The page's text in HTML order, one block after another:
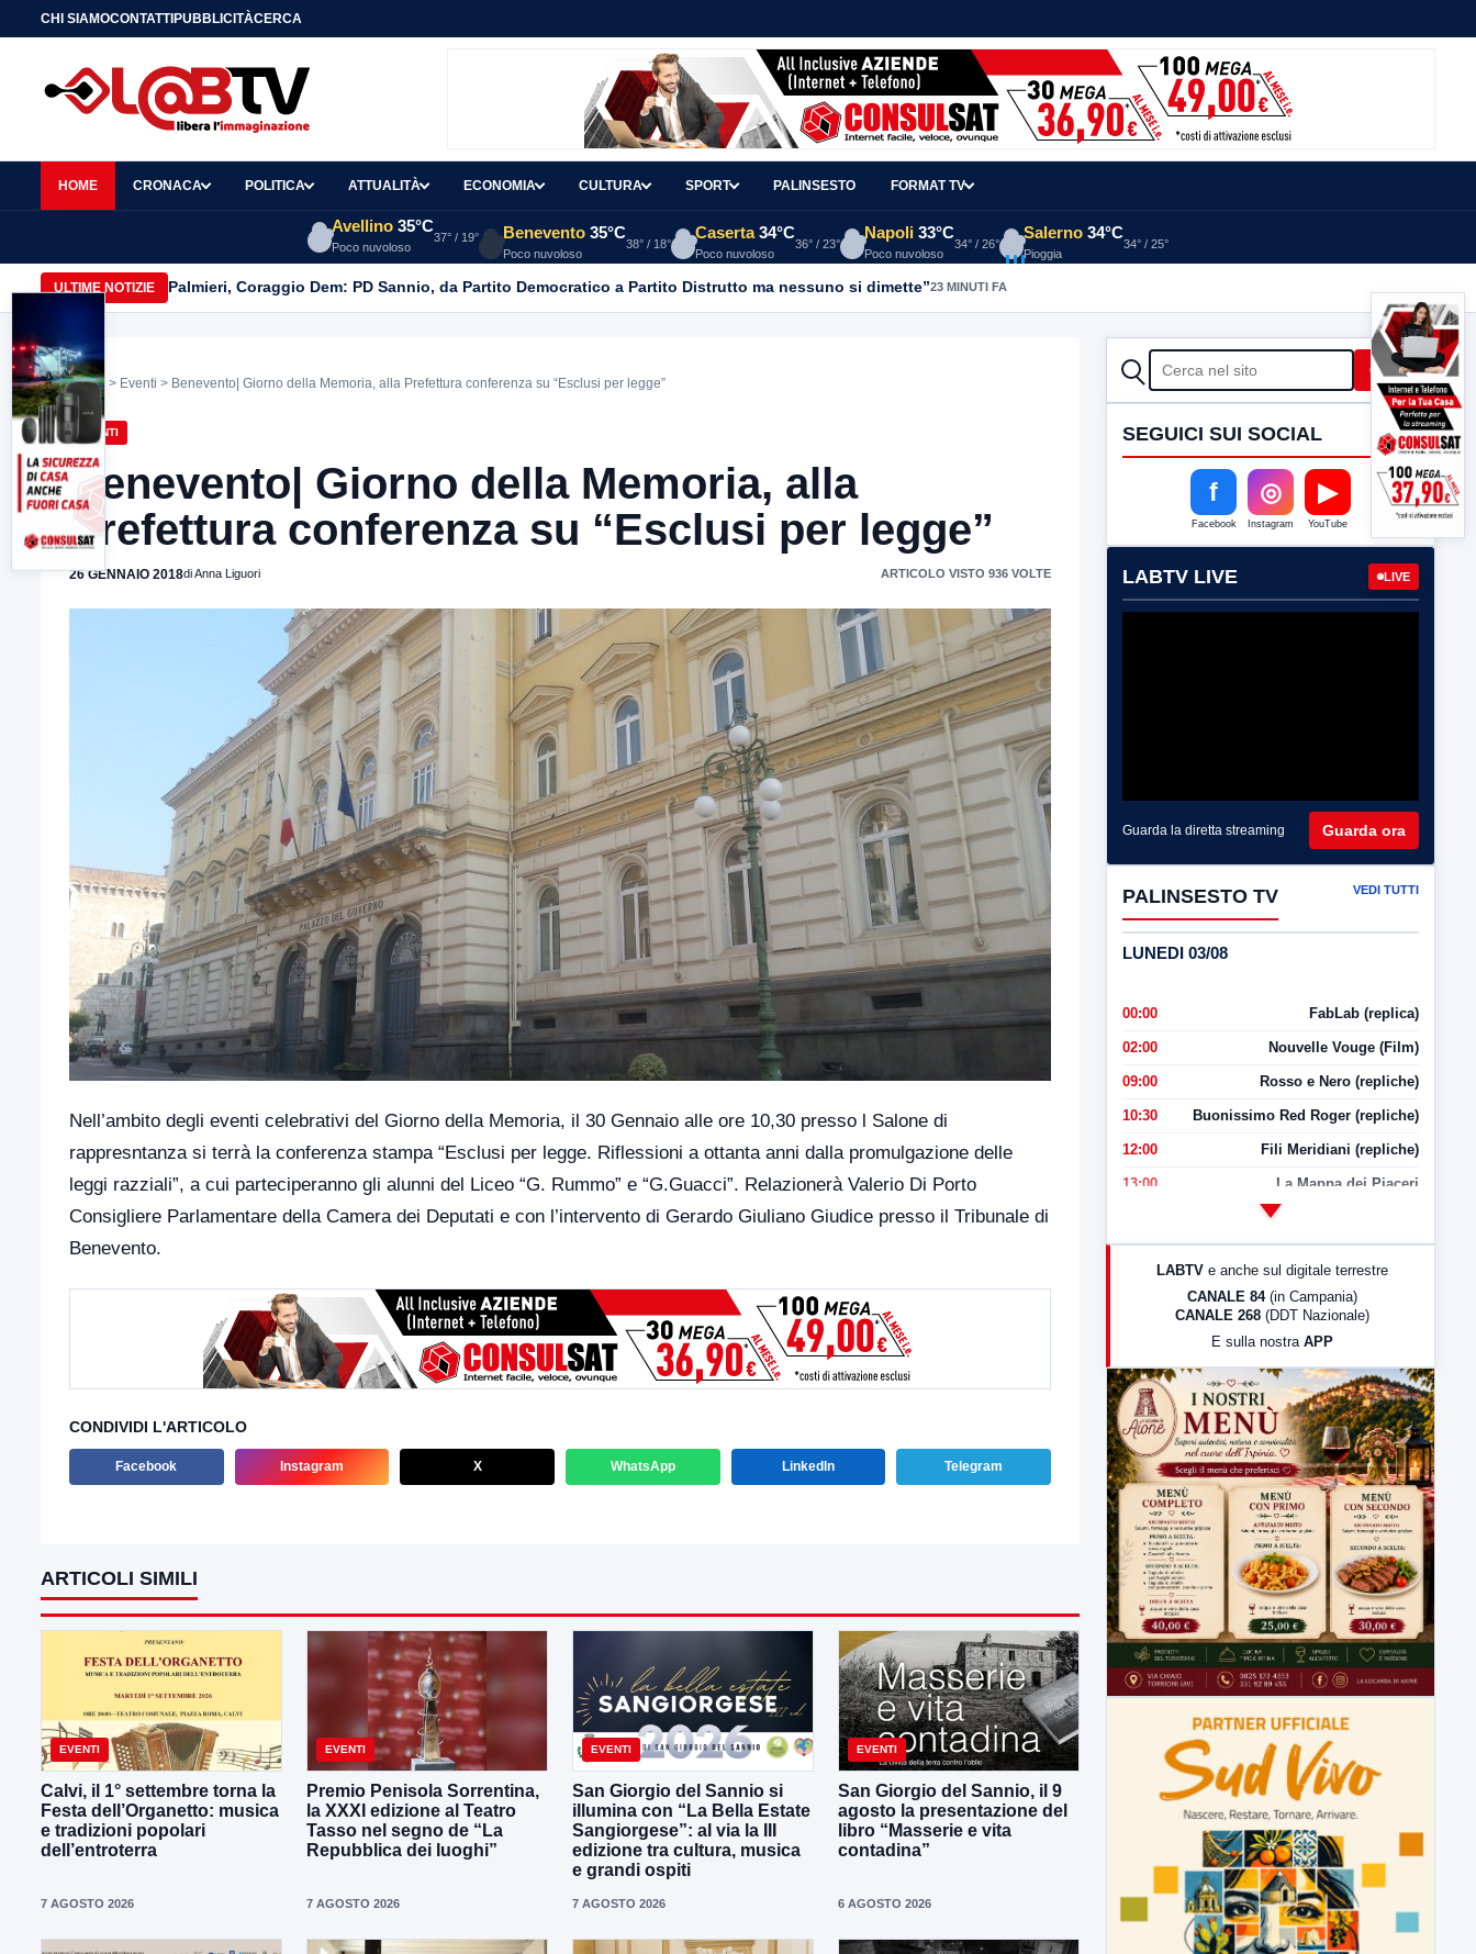
CHI SIAMOCONTATTIPUBBLICITÀCERCA
HOME CRONACA POLITICA ATTUALITÀ ECONOMIA CULTURA SPORT PALINSESTO FORMAT TV
Avellino 35°C
Poco nuvoloso
37° / 19° Benevento 35°C
Poco nuvoloso
38° / 18°
Caserta 34°C
Poco nuvoloso
36° / 23°
Napoli 33°C
Poco nuvoloso
34° / 26°
Salerno 34°C
Pioggia
34° / 25°
ULTIME NOTIZIE Palmieri, Coraggio Dem: PD Sannio, da Partito Democratico a Partito Distrutto ma nessuno si dimette”23 MINUTI FA
Home > Eventi > Benevento| Giorno della Memoria, alla Prefettura conferenza su “Esclusi per legge”
EVENTI
Benevento| Giorno della Memoria, alla
Prefettura conferenza su “Esclusi per legge”
26 GENNAIO 2018di Anna Liguori ARTICOLO VISTO 936 VOLTE
Nell’ambito degli eventi celebrativi del Giorno della Memoria, il 30 Gennaio alle ore 10,30 presso l Salone di
rappresntanza si terrà la conferenza stampa “Esclusi per legge. Riflessioni a ottanta anni dalla promulgazione delle
leggi razziali”, a cui parteciperanno gli alunni del Liceo “G. Rummo” e “G.Guacci”. Relazionerà Valerio Di Porto
Consigliere Parlamentare della Camera dei Deputati e con l’intervento di Gerardo Giuliano Giudice presso il Tribunale di
Benevento.
CONDIVIDI L'ARTICOLO
Facebook Instagram X WhatsApp LinkedIn Telegram
ARTICOLI SIMILI
EVENTI
Calvi, il 1° settembre torna la
Festa dell’Organetto: musica
e tradizioni popolari
dell’entroterra
7 AGOSTO 2026
EVENTI
Premio Penisola Sorrentina,
la XXXI edizione al Teatro
Tasso nel segno de “La
Repubblica dei luoghi”
7 AGOSTO 2026
EVENTI
San Giorgio del Sannio si
illumina con “La Bella Estate
Sangiorgese”: al via la III
edizione tra cultura, musica
e grandi ospiti
7 AGOSTO 2026
EVENTI
San Giorgio del Sannio, il 9
agosto la presentazione del
libro “Masserie e vita
contadina”
6 AGOSTO 2026
CERCA Cerca
SEGUICI SUI SOCIAL
f
Facebook
◎
Instagram
▶
YouTube
LABTV LIVE LIVE
Guarda la diretta streaming Guarda ora
PALINSESTO TV VEDI TUTTI
LUNEDI 03/08
00:00 FabLab (replica)
02:00 Nouvelle Vouge (Film)
09:00 Rosso e Nero (repliche)
10:30 Buonissimo Red Roger (repliche)
12:00 Fili Meridiani (repliche)
13:00 La Mappa dei Piaceri
LabNews (Diretta)
23:00 LabNews (replica)
LABTV e anche sul digitale terrestre
CANALE 84 (in Campania)
CANALE 268 (DDT Nazionale)
E sulla nostra APP